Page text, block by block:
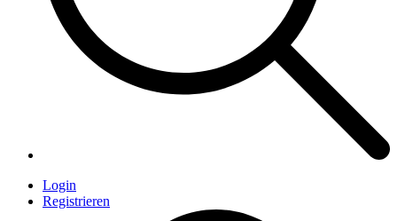
Login
Registrieren